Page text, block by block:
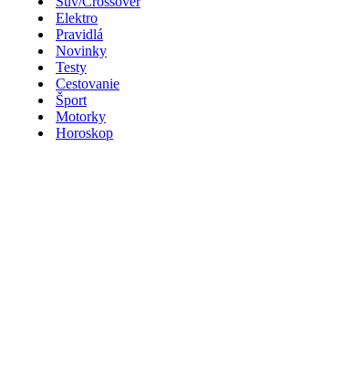
Elektro
Pravidlá
Novinky
Testy
Cestovanie
Šport
Motorky
Horoskop